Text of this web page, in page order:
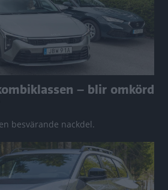
– blir omkörd
besvärande nackdel.